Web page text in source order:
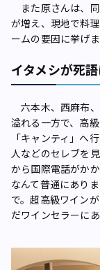
また原さんは、
が増え、現地で料
ームの要因に挙げま
イタメシが死
六本木、西麻布
溢れる一方で、高
「キャンティ」へ
人などのセレブを
から国際電話がか
なんて普通にあり
で。超高級ワイン
だワインセラーに